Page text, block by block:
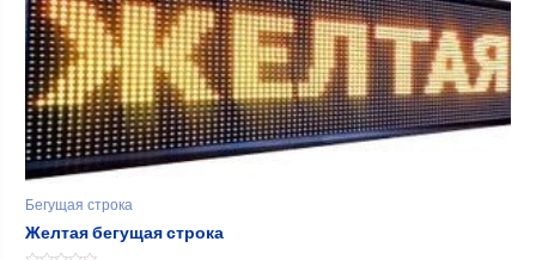
Бегущая строка
Желтая бегущая строка